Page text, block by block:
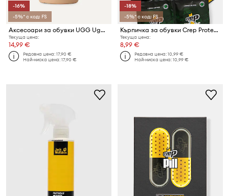
-16%
-5%* с код: FS
Аксесоари за обувки UGG Ugg Shoe Renew
Текуща цена:
14,99 €
Редовна цена:17,90 €
Най-ниска цена:17,90 €
-18%
-5%* с код: FS
Кърпичка за обувки Crep Protect CREP Wipes (12-pack) Biodegradable 12 броя
Текуща цена:
8,99 €
Редовна цена:10,99 €
Най-ниска цена:10,99 €